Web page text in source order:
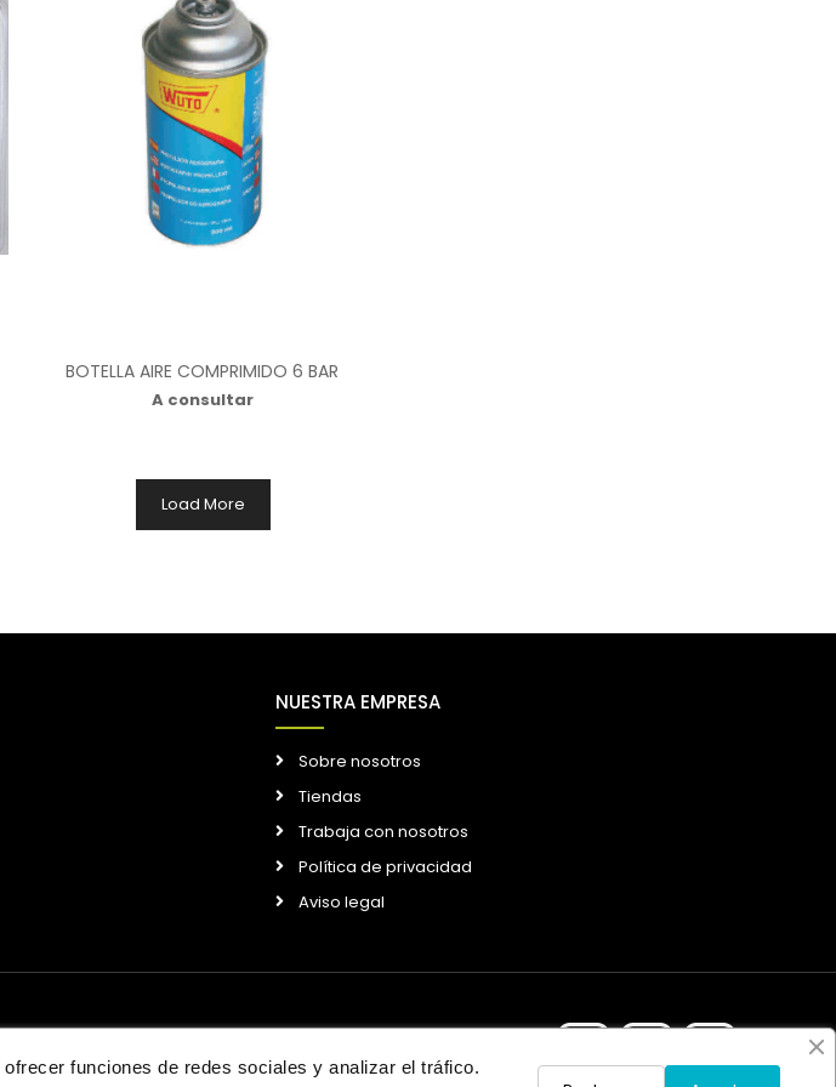
BOTELLA AIRE COMPRIMIDO 6 BAR
A consultar
Load More
NUESTRA EMPRESA
Sobre nosotros
Tiendas
Trabaja con nosotros
Política de privacidad
Aviso legal
funciones de redes sociales y analizar el tráfico.